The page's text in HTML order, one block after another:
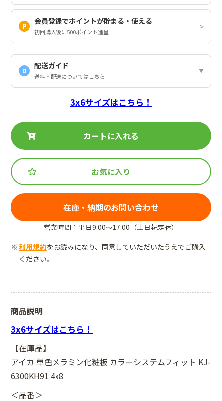
会員登録でポイントが貯まる・使える
初回購入後に500ポイント進呈
D
配送ガイド
送料・配送についてはこちら
3x6サイズはこちら！
カートに入れる
お気に入り
在庫・納期のお問い合わせ
営業時間：平日9:00～17:00（土日祝定休）
利用規約をお読みになり、同意していただいたうえでご購入
ください。
商品説明
3x6サイズはこちら！
【在庫品】
アイカ 単色メラミン化粧板 カラーシステムフィット KJ-
6300KH91 4x8
＜品番＞